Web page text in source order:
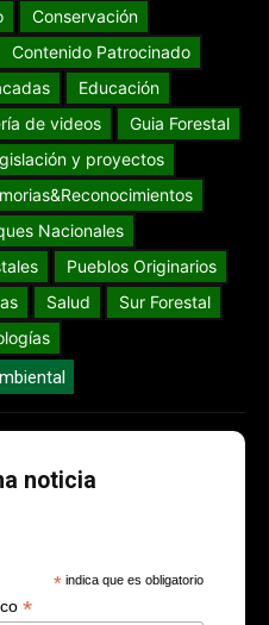
Conservación
Contenido Patrocinado
Educación
de videos
Guia Forestal
y proyectos
Nacionales
Pueblos Originarios
Salud
Sur Forestal
noticia
* indica que es obligatorio
*